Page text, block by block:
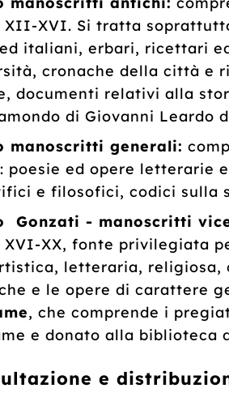
XII-XVI. Si tratta
italiani, erbari, ricettari
cronache della città e
documenti relativi alla
di Giovanni Leardo
manoscritti generali:
poesie ed opere letterarie
e filosofici, codici sulla
Gonzati - manoscritti
XVI-XX, fonte privilegiata
letteraria, religiosa,
e le opere di carattere
, che comprende i
e donato alla biblioteca
e